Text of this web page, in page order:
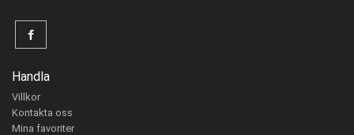
Handla
Villkor
Kontakta oss
Mina favoriter